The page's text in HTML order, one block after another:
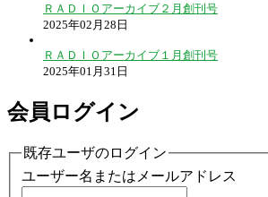
ＲＡＤＩＯアーカイブ２月創刊号
2025年02月28日
ＲＡＤＩＯアーカイブ１月創刊号
2025年01月31日
会員ログイン
既存ユーザのログイン
ユーザー名またはメールアドレス